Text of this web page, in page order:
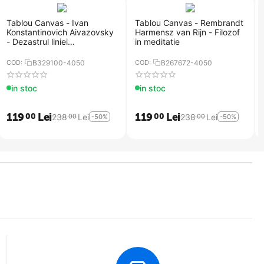
Tablou Canvas - Ivan
Konstantinovich Aivazovsky
- Dezastrul liniei
Skagerrake langa Norvegia,
in 30 august
COD: B329100-4050
in stoc
11900 Lei23800 Lei -50%
Tablou Canvas - Rembrandt
Harmensz van Rijn - Filozof
in meditatie
COD: B267672-4050
in stoc
11900 Lei23800 Lei -50%